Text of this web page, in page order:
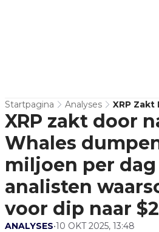
Startpagina Analyses
XRP Zakt
Whales
Dag En
Voor Dip
XRP zakt door
Whales
miljoen per dag
analisten
voor dip naar
ANALYSES•10 OKT 2025, 13:48